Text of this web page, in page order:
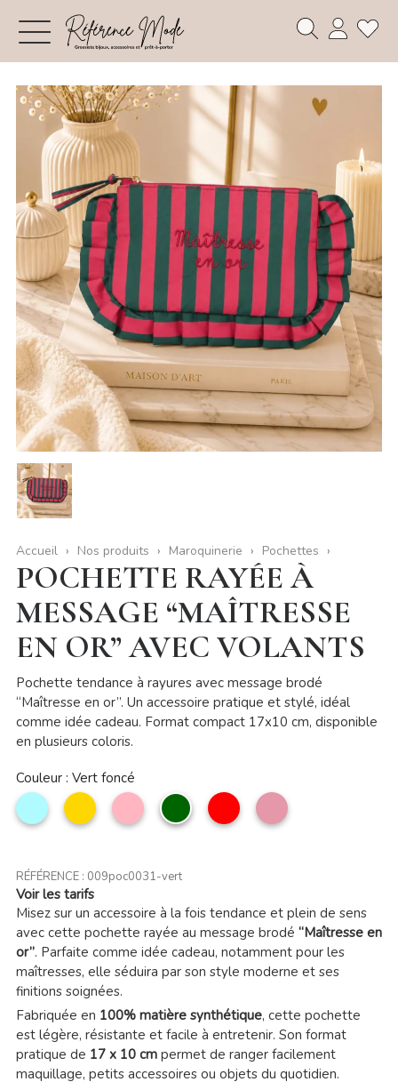
Accueil Nos produits Maroquinerie Pochettes
POCHETTE RAYÉE À
MESSAGE “MAÎTRESSE
EN OR” AVEC VOLANTS
Pochette tendance à rayures avec message brodé
“Maîtresse en or”. Un accessoire pratique et stylé, idéal
comme idée cadeau. Format compact 17x10 cm, disponible
en plusieurs coloris.
Couleur : Vert foncé
Bleu
ciel
MoutardeRose
clair
Vert
foncé
Rouge
Vieux
rose
RÉFÉRENCE : 009poc0031-vert
Voir les tarifs
Misez sur un accessoire à la fois tendance et plein de sens
avec cette pochette rayée au message brodé “Maîtresse en
or”. Parfaite comme idée cadeau, notamment pour les
maîtresses, elle séduira par son style moderne et ses
finitions soignées.
Fabriquée en 100% matière synthétique, cette pochette
est légère, résistante et facile à entretenir. Son format
pratique de 17 x 10 cmpermet de ranger facilement
maquillage, petits accessoires ou objets du quotidien.